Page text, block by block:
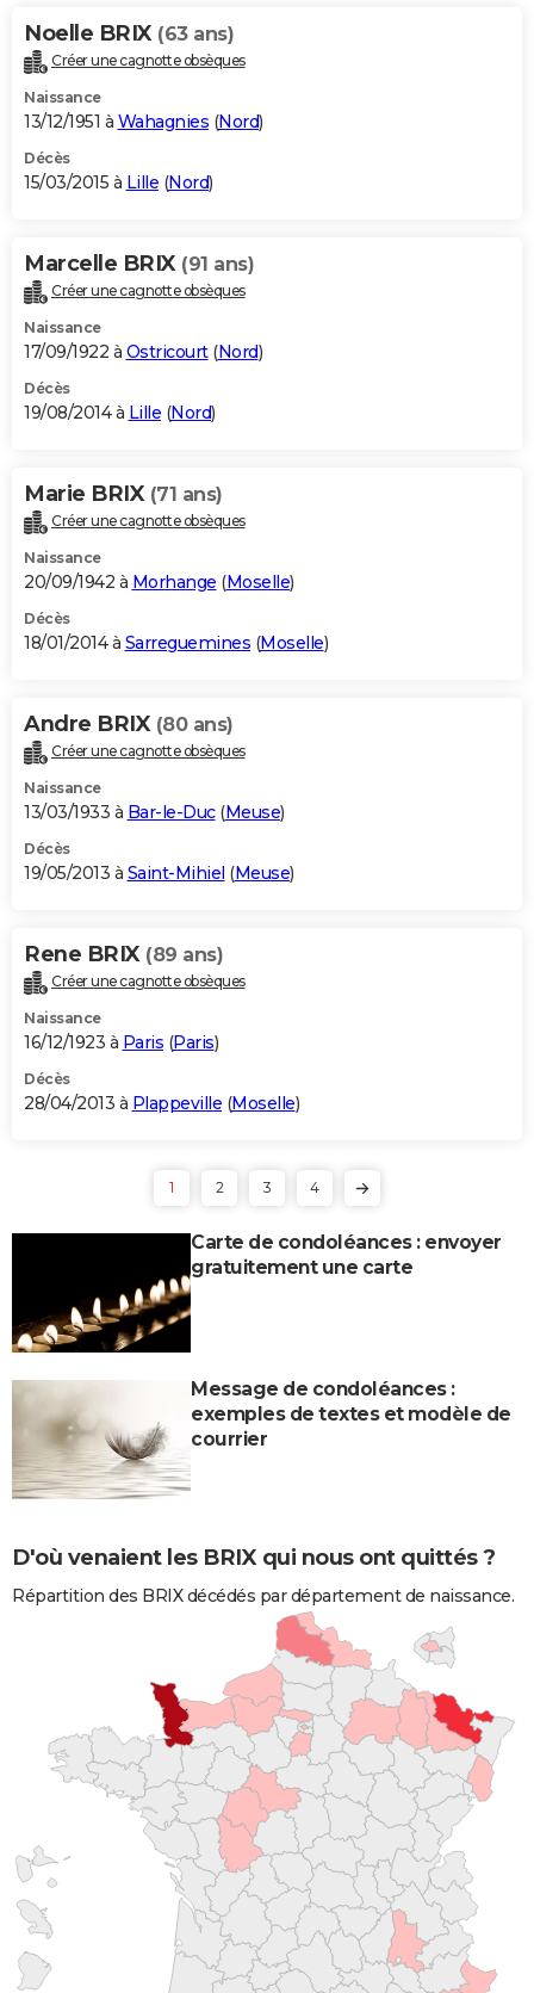
Noelle BRIX (63 ans)
Créer une cagnotte obsèques
Naissance
13/12/1951 à Wahagnies (Nord)
Décès
15/03/2015 à Lille (Nord)
Marcelle BRIX (91 ans)
Créer une cagnotte obsèques
Naissance
17/09/1922 à Ostricourt(Nord)
Décès
19/08/2014 à Lille (Nord)
Marie BRIX (71 ans)
Créer une cagnotte obsèques
Naissance
20/09/1942 à Morhange (Moselle)
Décès
18/01/2014 à Sarreguemines (Moselle)
Andre BRIX (80 ans)
Créer une cagnotte obsèques
Naissance
13/03/1933 à Bar-le-Duc(Meuse)
Décès
19/05/2013 à Saint-Mihiel (Meuse)
Rene BRIX (89 ans)
Créer une cagnotte obsèques
Naissance
16/12/1923 à Paris (Paris)
Décès
28/04/2013 à Plappeville (Moselle)
1 2 3 4
Carte de condoléances : envoyer
gratuitement une carte
Message de condoléances :
exemples de textes et modèle de
courrier
D'où venaient les BRIX qui nous ont quittés ?
Répartition des BRIX décédés par département de naissance.